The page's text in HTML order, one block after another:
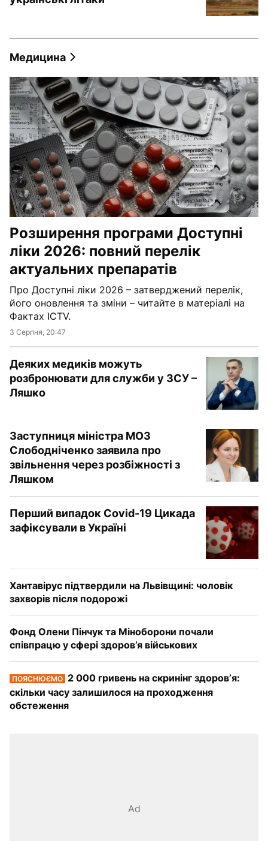
Медицина
Розширення програми Доступні
ліки 2026: повний перелік
актуальних препаратів
Про Доступні ліки 2026 – затверджений перелік,
його оновлення та зміни – читайте в матеріалі на
Фактах ICTV.
3 Серпня, 20:47
Заступниця міністра МОЗ
Слободніченко заявила про
звільнення через розбіжності з
Ляшком
Деяких медиків можуть
розбронювати для служби у ЗСУ –
Ляшко
Перший випадок Covid-19 Цикада
зафіксували в Україні
Хантавірус підтвердили на Львівщині: чоловік
захворів після подорожі
Фонд Олени Пінчук та Міноборони почали
співпрацю у сфері здоров’я військових
ПОЯСНЮЄМО 2 000 гривень на скринінг здоровʼя:
скільки часу залишилося на проходження
обстеження
Ad